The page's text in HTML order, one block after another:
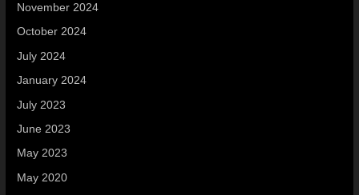
November 2024
October 2024
July 2024
January 2024
July 2023
June 2023
May 2023
May 2020